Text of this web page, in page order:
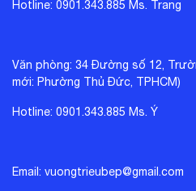
Hotline: 0901.343.885 Ms. Trang
Văn phòng: 34 Đường số 12,
mới: Phường Thủ Đức, TPHCM)
Hotline: 0901.343.885 Ms. Ý
Email: vuongtrieubep@gmail.com